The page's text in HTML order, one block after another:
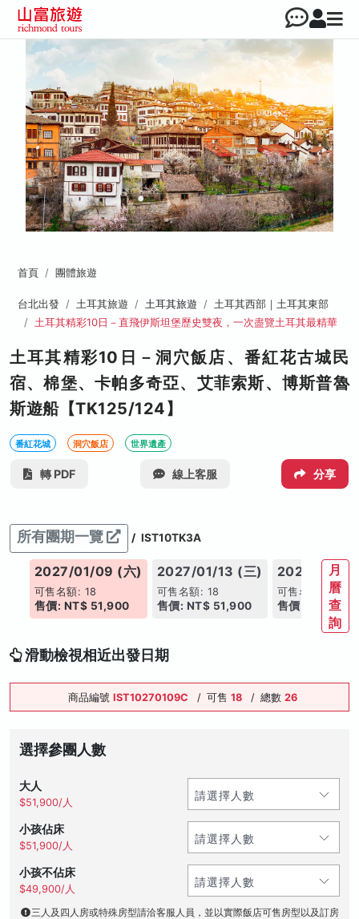
首頁 團體旅遊
台北出發 土耳其旅遊 土耳其旅遊
土耳其西部｜土耳其東部
土耳其精彩10日－直飛伊斯坦堡歷史雙夜，一次盡覽土耳其最精華
土耳其精彩10日－洞穴飯店、番紅花古城民
宿、棉堡、卡帕多奇亞、艾菲索斯、博斯普魯
斯遊船【TK125/124】
番紅花城 洞穴飯店 世界遺產
轉 PDF 線上客服 分享
所有團期一覽 / IST10TK3A
2027/01/09 (六)
可售名額: 18
售價: NT$ 51,900
2027/01/13 (三)
可售名額: 18
售價: NT$ 51,900
2027/01/16
可售名額: 18
售價: NT$
月
曆
查
詢
滑動檢視相近出發日期
商品編號 IST10270109C / 可售 18 / 總數 26
選擇參團人數
大人
$51,900/人
小孩佔床
$51,900/人
小孩不佔床
$49,900/人
三人及四人房或特殊房型請洽客服人員，並以實際飯店可售房型以及訂房